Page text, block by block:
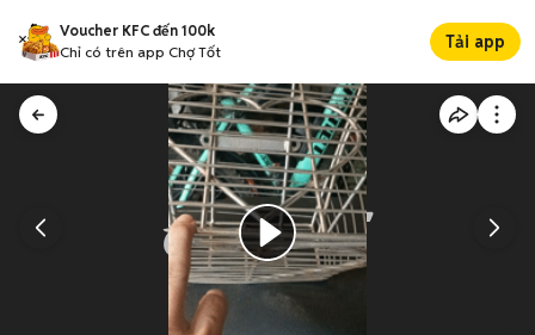
Voucher KFC đến 100k
Chỉ có trên app Chợ Tốt
Tải app